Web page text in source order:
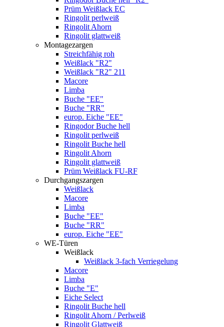
Prüm Weißlack EC
Ringolit perlweiß
Ringolit Ahorn
Ringolit glattweiß
Montagezargen
Streichfähig roh
Weißlack "R2"
Weißlack "R2" 211
Macore
Limba
Buche "EE"
Buche "RR"
europ. Eiche "EE"
Ringodor Buche hell
Ringolit perlweiß
Ringolit Buche hell
Ringolit Ahorn
Ringolit glattweiß
Prüm Weißlack FU-RF
Durchgangszargen
Weißlack
Macore
Limba
Buche "EE"
Buche "RR"
europ. Eiche "EE"
WE-Türen
Weißlack
Weißlack 3-fach Verriegelung
Macore
Limba
Buche "E"
Eiche Select
Ringolit Buche hell
Ringolit Ahorn / Perlweiß
Ringolit Glattweiß